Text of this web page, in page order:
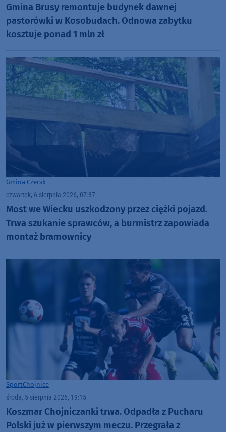
Gmina Brusy remontuje budynek dawnej
pastorówki w Kosobudach. Odnowa zabytku
kosztuje ponad 1 mln zł
Gmina Czersk
czwartek, 6 sierpnia 2026, 07:37
Most we Wiecku uszkodzony przez ciężki pojazd.
Trwa szukanie sprawców, a burmistrz zapowiada
montaż bramownicy
SportChojnice
środa, 5 sierpnia 2026, 19:15
Koszmar Chojniczanki trwa. Odpadła z Pucharu
Polski już w pierwszym meczu. Przegrała z